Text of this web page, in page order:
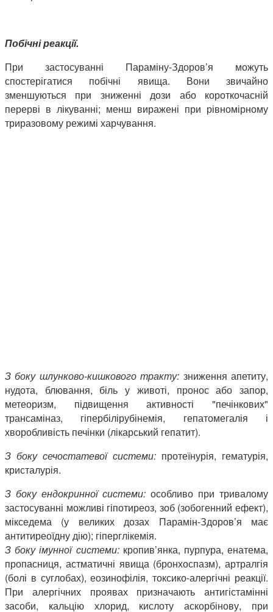
Побічні реакції.
При застосуванні Параміну-Здоров’я можуть
спостерігатися побічні явища. Вони звичайно
зменшуються при зниженні дози або короткочасній
перерві в лікуванні; менш виражені при рівномірному
триразовому режимі харчування.
З боку шлунково-кишкового тракту: зниження апетиту,
нудота, блювання, біль у животі, пронос або запор,
метеоризм, підвищення активності "печінкових"
трансаміназ, гіпербілірубінемія, гепатомегалія і
хворобливість печінки (лікарський гепатит).
З боку сечостатевої системи: протеїнурія, гематурія,
кристалурія.
З боку ендокринної системи:особливо при тривалому
застосуванні можливі гіпотиреоз, зоб (зобогенний ефект),
мікседема (у великих дозах Парамін-Здоров’я має
антитиреоїдну дію); гіперглікемія.
З боку імунної системи:кропив’янка, пурпура, енатема,
пропасниця, астматичні явища (бронхоспазм), артралгія
(болі в суглобах), еозинофілія, токсико-алергічні реакції.
При алергічних проявах призначають антигістамінні
засоби, кальцію хлорид, кислоту аскорбінову, при